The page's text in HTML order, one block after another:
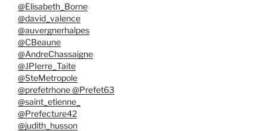
@Elisabeth_Borne
@david_valence
@auvergnerhalpes
@CBeaune
@AndreChassaigne
@JPIerre_Taite
@SteMetropole
@prefetrhone @Prefet63
@saint_etienne_
@Prefecture42
@judith_husson